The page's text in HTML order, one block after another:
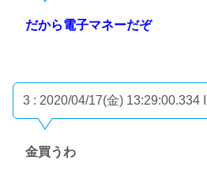
だから電子マネーだぞ
3 : 2020/04/17(金) 13:29:00.334
金買うわ